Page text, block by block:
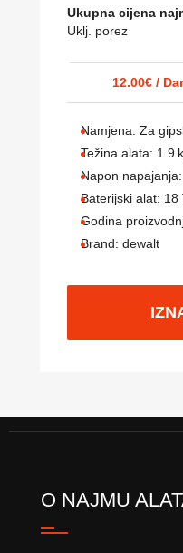
Ukupna cijena
Uklj. porez
12.00€ /
Namjena: Za
Težina alata: 1.9
Napon napajanja:
Baterijski alat: 18
Godina
Brand: dewalt
O NAJMU